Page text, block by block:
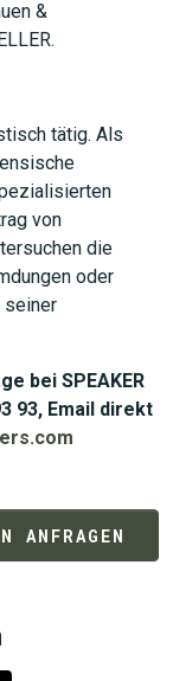
&
tätig. Als
von
die
oder
seiner
bei SPEAKER
93, Email direkt
ANFRAGEN
SUCHEN